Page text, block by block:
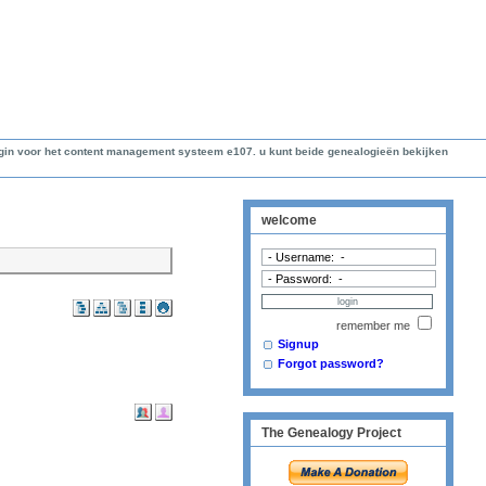
voor het content management systeem e107. u kunt beide genealogieën bekijken
welcome
remember me
Signup
Forgot password?
The Genealogy Project